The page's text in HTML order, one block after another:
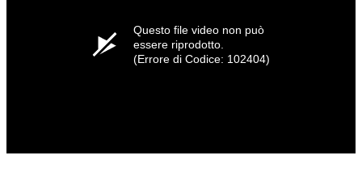
Questo file video non può
essere riprodotto.
(Errore di Codice: 102404)